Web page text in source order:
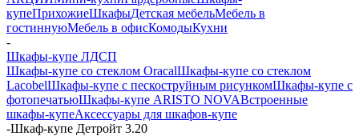
купеПрихожиеШкафыДетская мебельМебель в
гостиннуюМебель в офисКомодыКухни
-
Шкафы-купе ЛДСП
Шкафы-купе со стеклом OracalШкафы-купе со стеклом
LacobelШкафы-купе с пескоструйным рисункомШкафы-купе с
фотопечатьюШкафы-купе ARISTO NOVAВстроенные
шкафы-купеАксессуары для шкафов-купе
-Шкаф-купе Детройт 3.20